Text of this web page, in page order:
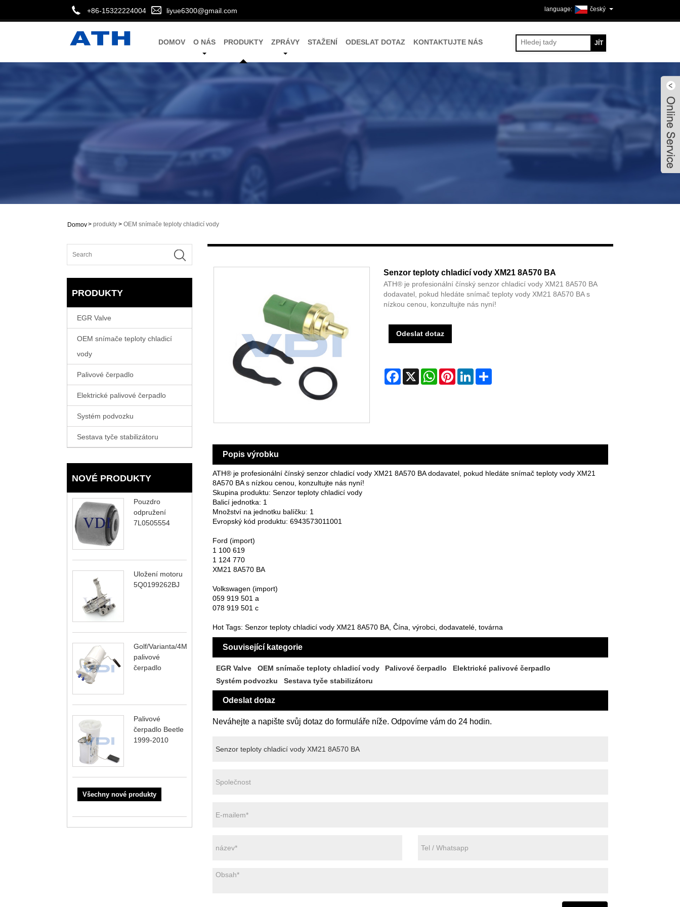
+86-15322224004 liyue6300@gmail.com český
DOMOV O NÁS PRODUKTY ZPRÁVY STAŽENÍ ODESLAT DOTAZ KONTAKTUJTE NÁS
Domov> produkty > OEM snímače teploty chladicí vody
PRODUKTY
EGR Valve
OEM snímače teploty chladicí
vody
Palivové čerpadlo
Elektrické palivové čerpadlo
Systém podvozku
Sestava tyče stabilizátoru
NOVÉ PRODUKTY
Pouzdro
odpružení
7L0505554
Uložení motoru
5Q0199262BJ
Golf/Varianta/4Motion
palivové
čerpadlo
Palivové
čerpadlo Beetle
1999-2010
Všechny nové produkty
Senzor teploty chladicí vody XM21 8A570 BA
ATH® je profesionální čínský senzor chladicí vody XM21 8A570 BA
dodavatel, pokud hledáte snímač teploty vody XM21 8A570 BA s
nízkou cenou, konzultujte nás nyní!
Odeslat dotaz
Facebook
X WhatsAppPinterestLinkedInShare
Popis výrobku
ATH® je profesionální čínský senzor chladicí vody XM21 8A570 BA dodavatel, pokud hledáte snímač teploty vody XM21
8A570 BA s nízkou cenou, konzultujte nás nyní!
Skupina produktu: Senzor teploty chladicí vody
Balicí jednotka: 1
Množství na jednotku balíčku: 1
Evropský kód produktu: 6943573011001
Ford (import)
1 100 619
1 124 770
XM21 8A570 BA
Volkswagen (import)
059 919 501 a
078 919 501 c
Hot Tags: Senzor teploty chladicí vody XM21 8A570 BA, Čína, výrobci, dodavatelé, továrna
Související kategorie
EGR Valve OEM snímače teploty chladicí vody Palivové čerpadlo
Elektrické palivové čerpadlo
Systém podvozku
Sestava tyče stabilizátoru
Odeslat dotaz
Neváhejte a napište svůj dotaz do formuláře níže. Odpovíme vám do 24 hodin.